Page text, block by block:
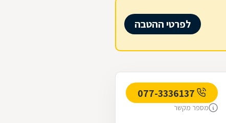
לפרטי ההטבה
מספר מקשר